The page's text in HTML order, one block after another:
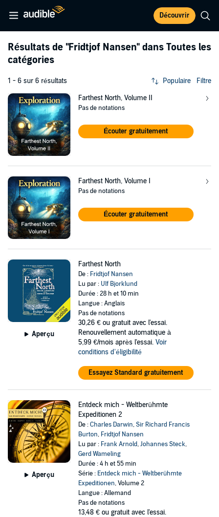
Découvrir
Résultats de "Fridtjof Nansen" dans Toutes les
catégories
1 - 6 sur 6 résultats Populaire Filtre
Farthest North, Volume II
Pas de notations
Écouter gratuitement
Farthest North, Volume I
Pas de notations
Écouter gratuitement
Aperçu
Farthest North
De : Fridtjof Nansen
Lu par : Ulf Bjorklund
Durée : 28 h et 10 min
Langue : Anglais
Pas de notations
30,26 € ou gratuit avec l'essai.
Renouvellement automatique à
5,99 €/mois après l'essai. Voir
conditions d'éligibilité
Essayez Standard gratuitement
Aperçu
Entdeck mich - Weltberühmte
Expeditionen 2
De :Charles Darwin,Sir Richard Francis
Burton, Fridtjof Nansen
Lu par : Frank Arnold,Johannes Steck,
Gerd Wameling
Durée : 4 h et 55 min
Série : Entdeck mich - Weltberühmte
Expeditionen, Volume 2
Langue : Allemand
Pas de notations
13,48 € ou gratuit avec l'essai.